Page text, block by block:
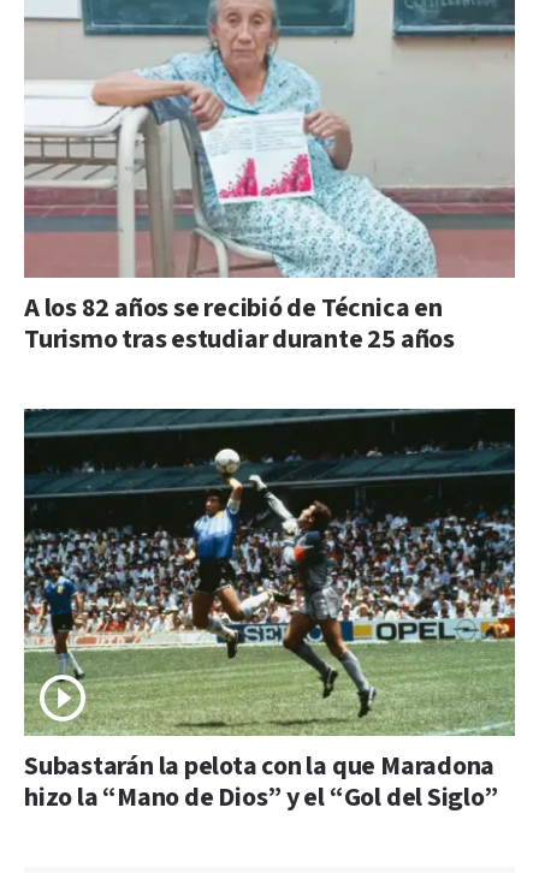
A los 82 años se recibió de Técnica en
Turismo tras estudiar durante 25 años
Subastarán la pelota con la que Maradona
hizo la “Mano de Dios” y el “Gol del Siglo”